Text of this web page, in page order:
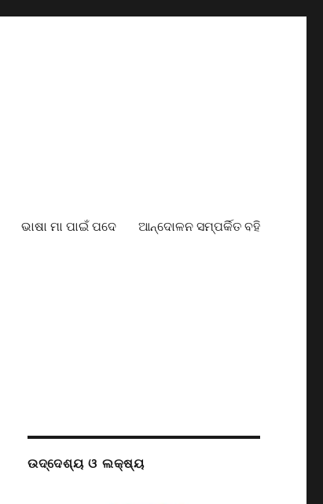
ଭାଷା ମା ପାଇଁ ପଦେ ଆନ୍ଦୋଳନ ସମ୍ପର୍କିତ ବହି
ଉଦ୍ଦେଶ୍ୟ ଓ ଲକ୍ଷ୍ୟ